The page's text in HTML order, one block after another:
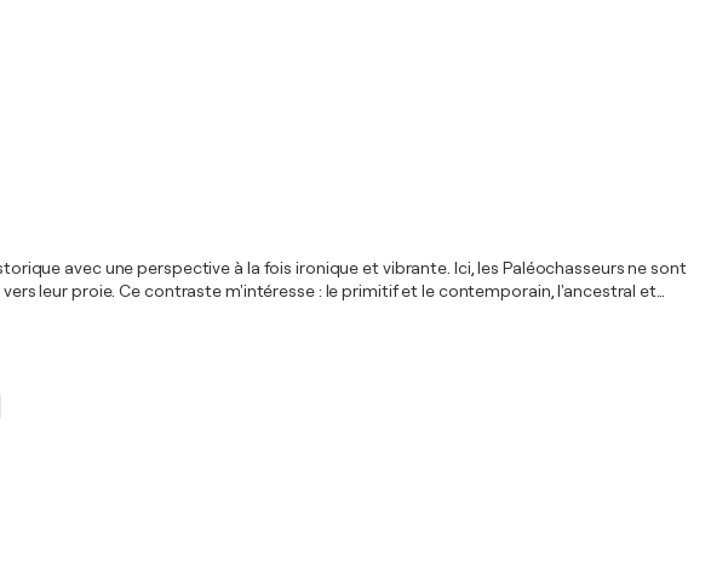
avec une perspective à la fois ironique et vibrante. Ici, les Paléochasseurs ne sont
leur proie. Ce contraste m'intéresse : le primitif et le contemporain, l'ancestral et…